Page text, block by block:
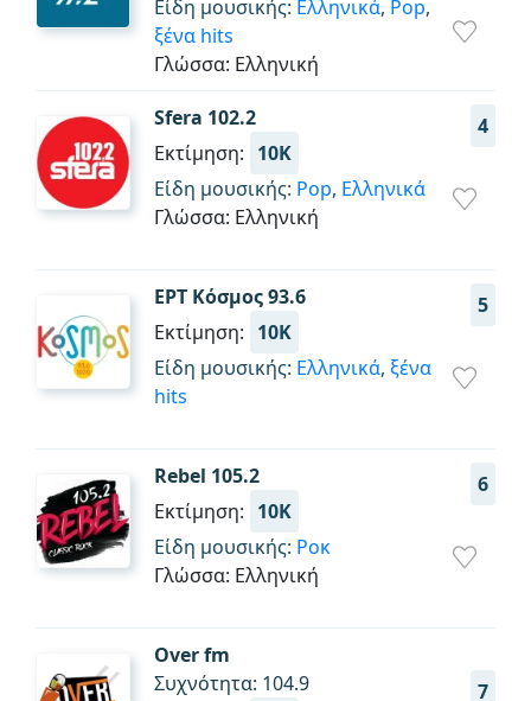
Είδη μουσικής: Ελληνικά, Pop,
ξένα hits
Γλώσσα: Ελληνική
Sfera 102.2
4
Εκτίμηση: 10K
Είδη μουσικής: Pop, Ελληνικά
Γλώσσα: Ελληνική
ΕΡΤ Κόσμος 93.6
5
Εκτίμηση: 10K
Είδη μουσικής: Ελληνικά, ξένα
hits
Rebel 105.2
6
Εκτίμηση: 10K
Είδη μουσικής: Ροκ
Γλώσσα: Ελληνική
Over fm
7
Συχνότητα: 104.9